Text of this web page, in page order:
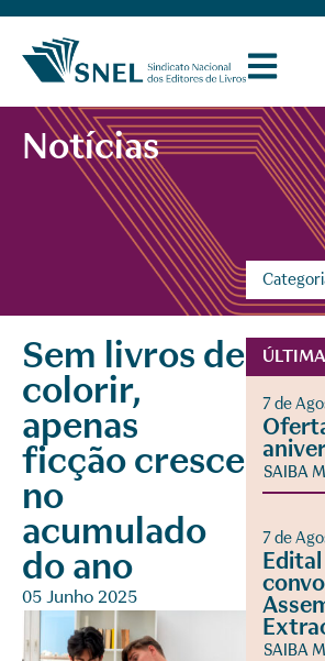
Notícias
Sem livros de
colorir,
apenas
ficção cresce
no
acumulado
do ano
05 Junho 2025
7 de
SAIBA
7 de
Edital
SAIBA